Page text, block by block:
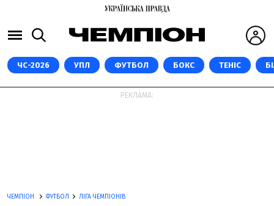
ЧС-2026 УПЛ ФУТБОЛ БОКС ТЕНІС
РЕКЛАМА:
ЧЕМПІОН ФУТБОЛ ЛІГА ЧЕМПІОНІВ